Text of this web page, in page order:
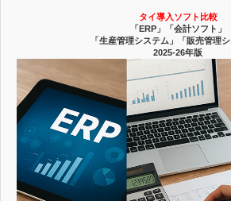
タイ導入ソフト比較
「ERP」「会計ソフト」
「生産管理システム」「販売管理シ
2025-26年版